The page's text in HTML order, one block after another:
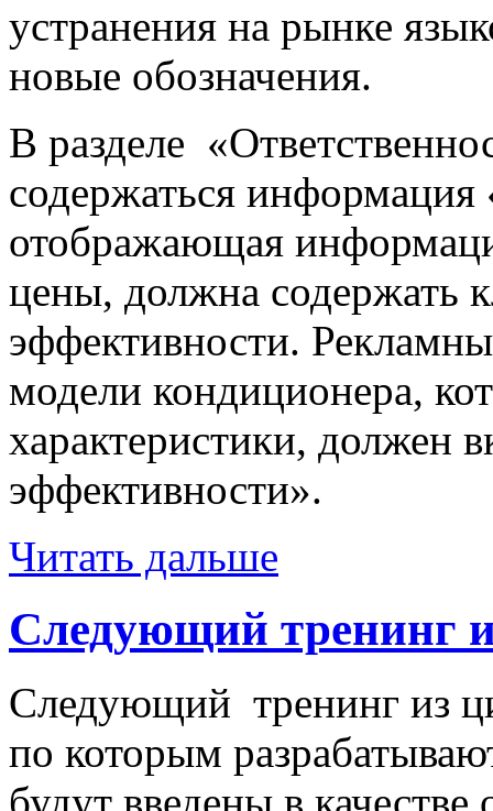
устранения на рынке
новые обозначения.
В разделе
содержаться
отображающая
цены, должна содержать
эффективности.
модели кондиционера,
характеристики, должен
эффективности».
Читать дальше
Cледующий тренинг
Cледующий тренинг из
по которым